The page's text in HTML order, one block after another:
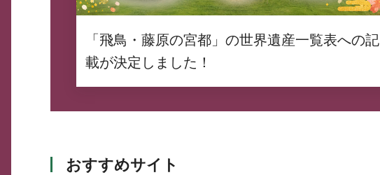
「飛鳥・藤原の宮都」の世界遺産一覧表への記
載が決定しました！
おすすめサイト